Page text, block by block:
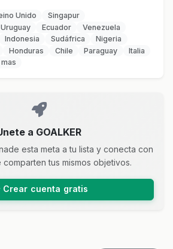
Unido
Singapur
Uruguay Ecuador
Venezuela
Indonesia Sudáfrica
Nigeria
Honduras Chile Paraguay
Italia
a GOALKER
esta meta a tu lista y conecta con
tus mismos objetivos.
Crear cuenta gratis